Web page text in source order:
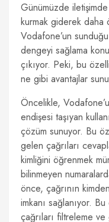
Günümüzde
kurmak giderek daha
Vodafone’un
dengeyi sağlama
çıkıyor. Peki, bu
ne gibi avantajlar
Öncelikle,
endişesi taşıyan
çözüm sunuyor. Bu
gelen çağrıları
kimliğini öğrenmek
bilinmeyen
önce, çağrının
imkanı sağlanıyor.
çağrıları filtreleme